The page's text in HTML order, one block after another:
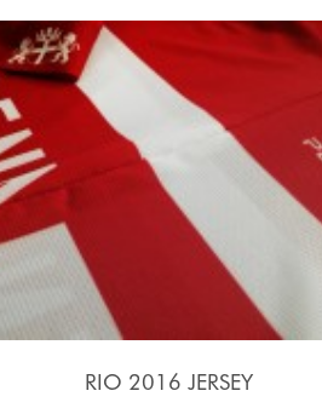
RIO 2016 JERSEY